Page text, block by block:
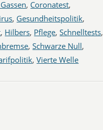
, Coronatest,
, Gesundheitspolitik,
, Hilbers, Pflege,Schnelltests,
,Schwarze Null,
,Vierte Welle